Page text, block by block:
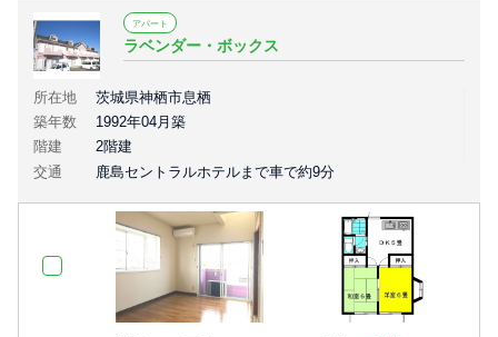
アパート
ラベンダー・ボックス
所在地
茨城県神栖市息栖
築年数
1992年04月築
階建
2階建
交通
鹿島セントラルホテルまで車で約9分